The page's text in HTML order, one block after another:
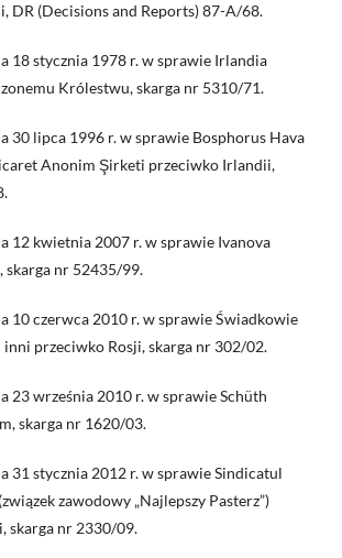
DR (Decisions and Reports) 87-A/68.
18 stycznia 1978 r. w sprawie Irlandia
Królestwu, skarga nr 5310/71.
30 lipca 1996 r. w sprawie Bosphorus Hava
Anonim Şirketi przeciwko Irlandii,
12 kwietnia 2007 r. w sprawie Ivanova
skarga nr 52435/99.
10 czerwca 2010 r. w sprawie Świadkowie
inni przeciwko Rosji, skarga nr 302/02.
23 września 2010 r. w sprawie Schüth
skarga nr 1620/03.
31 stycznia 2012 r. w sprawie Sindicatul
zawodowy „Najlepszy Pasterz”)
skarga nr 2330/09.